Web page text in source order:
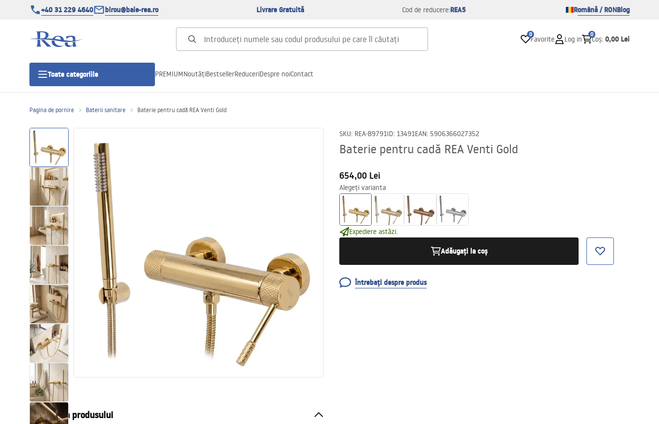
+40 31 229 4640 birou@baie-rea.ro Livrare Gratuită Cod de reducere:REA5 Română / RONBlog
0
Favorite Log in
0
Coș: 0,00 Lei
Toate categoriile
Usi pentru cabine de dus
Cadite de dus
Rigole Liniare
Vase WC si Bideuri
Lavoare
Cazi cu paravane
Baterii sanitare
Dusuri
Bucatarie
Accesorii și mobilier pentru baie
PREMIUMNoutățiBestsellerReduceriDespre noiContact
Pagina de pornire Baterii sanitare Baterie pentru cadă REA Venti Gold
SKU: REA-B9791ID: 13491EAN: 5906366027352
Baterie pentru cadă REA Venti Gold
654,00 Lei
Alegeți varianta
Expediere astăzi.
Adăugați la coș
Întrebați despre produs
Descrierea produsului